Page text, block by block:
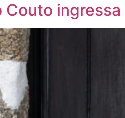
Couto ingressa